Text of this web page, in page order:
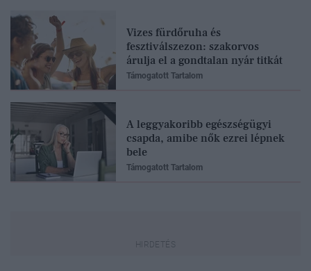
Vizes fürdőruha és
fesztiválszezon: szakorvos
árulja el a gondtalan nyár titkát
Támogatott Tartalom
A leggyakoribb egészségügyi
csapda, amibe nők ezrei lépnek
bele
Támogatott Tartalom